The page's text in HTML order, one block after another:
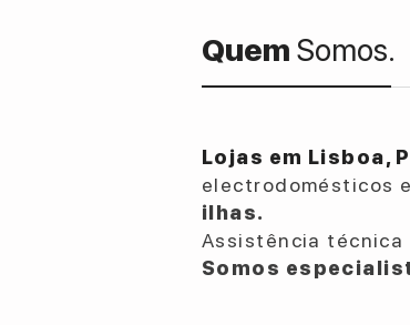
Quem Somos.
Lojas em Lisboa,
electrodomésticos
ilhas.
Assistência técnica
Somos